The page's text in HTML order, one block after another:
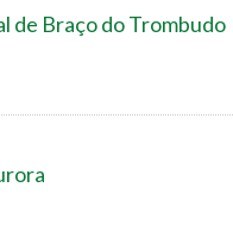
de Braço do Trombudo